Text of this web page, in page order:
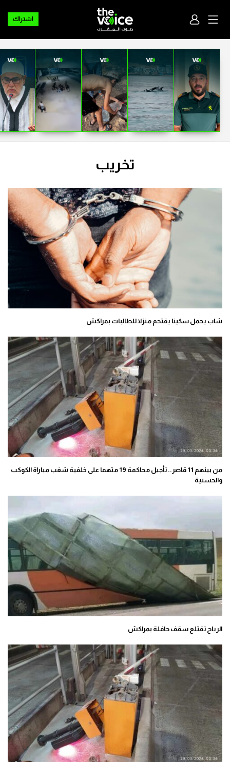
اشتراك
تخريب
شاب يحمل سكينا يقتحم منزلا للطالبات بمراكش
من بينهم 11 قاصر.. تأجيل محاكمة 19 متهما على خلفية شغب مباراة الكوكب
والحسنية
الرياح تقتلع سقف حافلة بمراكش